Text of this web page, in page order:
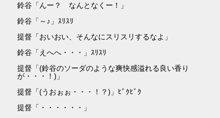
鈴谷「んー？ なんとなくー！」
鈴谷「～♪」ｽﾘｽﾘ
提督「おいおい、そんなにスリスリするなよ」
鈴谷「えへへ・・・」ｽﾘｽﾘ
提督「(鈴谷のソーダのような爽快感溢れる良い香り
が・・・！)」
提督「(うおぉぉ・・・！？)」ﾋﾞｸﾋﾞｸ
提督「・・・・・・」